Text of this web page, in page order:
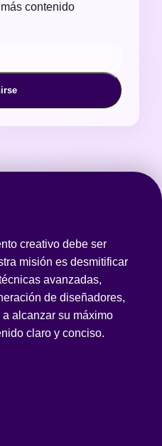
contenido
creativo debe ser
misión es desmitificar
avanzadas,
de diseñadores,
alcanzar su máximo
claro y conciso.